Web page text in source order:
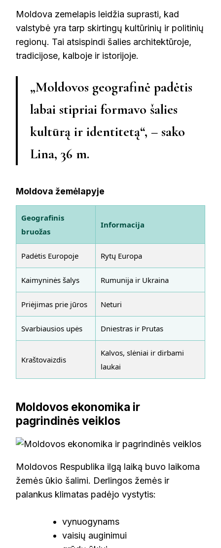
Moldova zemelapis leidžia suprasti, kad
valstybė yra tarp skirtingų kultūrinių ir politinių
regionų. Tai atsispindi šalies architektūroje,
tradicijose, kalboje ir istorijoje.
„Moldovos geografinė padėtis
labai stipriai formavo šalies
kultūrą ir identitetą“, – sako
Lina, 36 m.
Moldova žemėlapyje
Geografinis
bruožas
Informacija
Padėtis Europoje Rytų Europa
Kaimyninės šalys Rumunija ir Ukraina
Priėjimas prie jūros Neturi
Svarbiausios upės Dniestras ir Prutas
Kraštovaizdis
Kalvos, slėniai ir dirbami
laukai
Moldovos ekonomika ir
pagrindinės veiklos
Moldovos Respublika ilgą laiką buvo laikoma
žemės ūkio šalimi. Derlingos žemės ir
palankus klimatas padėjo vystytis:
vynuogynams
vaisių auginimui